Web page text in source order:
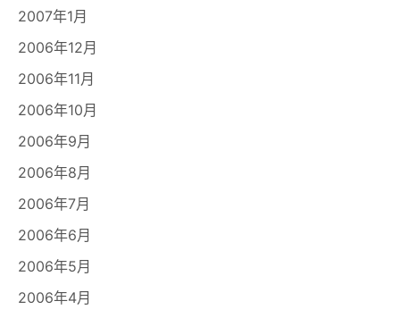
2007年1月
2006年12月
2006年11月
2006年10月
2006年9月
2006年8月
2006年7月
2006年6月
2006年5月
2006年4月